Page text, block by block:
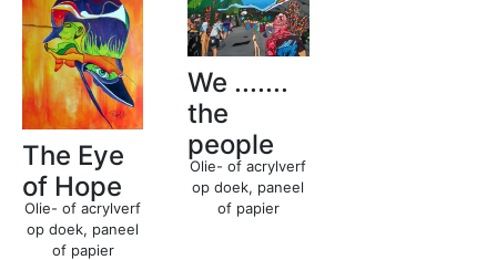
The Eye
of Hope
Olie- of acrylverf
op doek, paneel
of papier
We .......
the
people
Olie- of acrylverf
op doek, paneel
of papier